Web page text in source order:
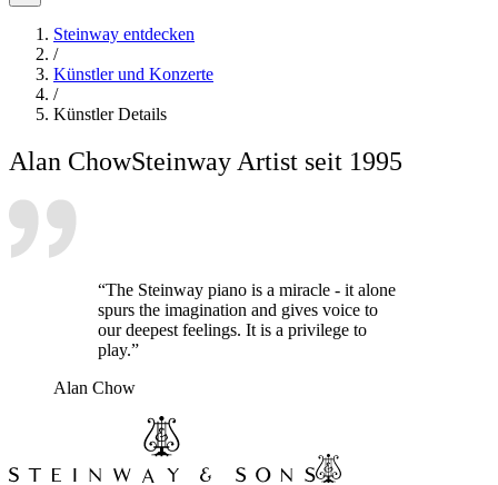
Steinway entdecken
/
Künstler und Konzerte
/
Künstler Details
Alan ChowSteinway Artist seit 1995
“The Steinway piano is a miracle - it alone
spurs the imagination and gives voice to
our deepest feelings. It is a privilege to
play.”
Alan Chow